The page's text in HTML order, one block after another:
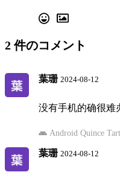
2 件のコメント
葉珊 2024-08-12
没有手机的确很难
Android Quince Tart
葉珊 2024-08-12